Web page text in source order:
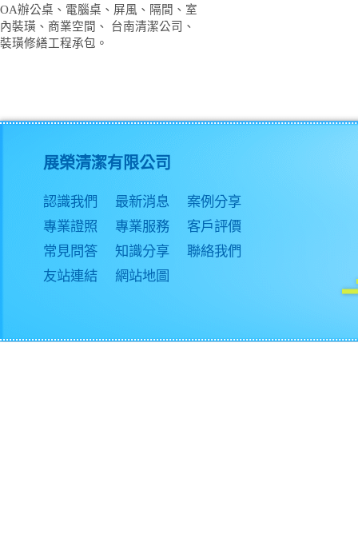
OA辦公桌、電腦桌、屏風、隔間、室
內裝璜、商業空間、 台南清潔公司、
裝璜修繕工程承包。
展榮清潔有限公司
認識我們 最新消息
案例分享
專業證照
專業服務
客戶評價
常見問答
知識分享
聯絡我們
友站連結
網站地圖